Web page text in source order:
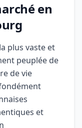
en
plus vaste et
peuplée de
de vie
et